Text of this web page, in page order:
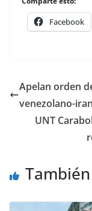
Facebook
Apelan orden
venezolano-
UNT